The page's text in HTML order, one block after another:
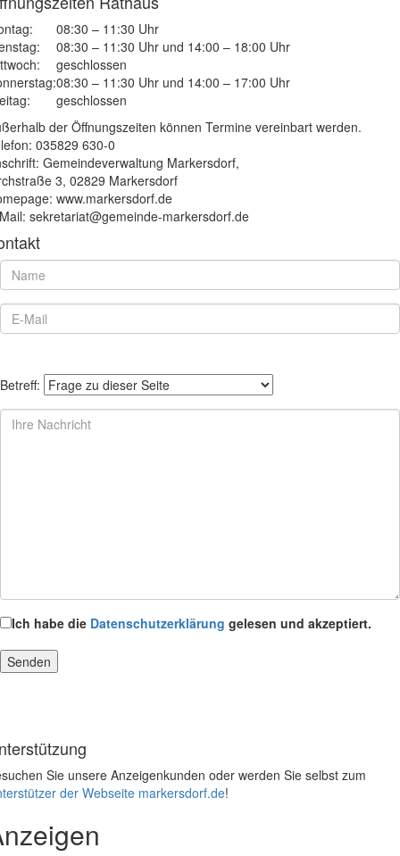
08:30 – 11:30 Uhr
08:30 – 11:30 Uhr und 14:00 – 18:00 Uhr
geschlossen
08:30 – 11:30 Uhr und 14:00 – 17:00 Uhr
geschlossen
der Öffnungszeiten können Termine vereinbart werden.
035829 630-0
Gemeindeverwaltung Markersdorf,
3, 02829 Markersdorf
www.markersdorf.de
sekretariat@gemeinde-markersdorf.de
Betreff:
Ich habe die Datenschutzerklärung gelesen und akzeptiert.
Sie unsere Anzeigenkunden oder werden Sie selbst zum
der Webseite markersdorf.de!